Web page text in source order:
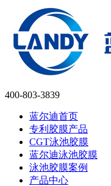
400-803-3839
蓝尔迪首页
专利胶膜产品
CGT泳池胶膜
蓝尔迪泳池胶膜
泳池胶膜案例
产品中心